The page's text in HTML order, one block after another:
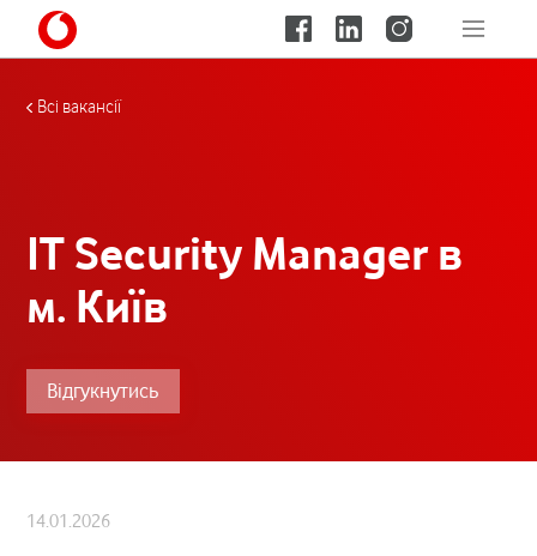
Всі вакансії
IT Security Manager в
м. Київ
Відгукнутись
14.01.2026